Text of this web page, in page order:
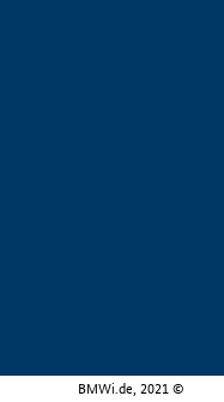
BMWi.de, 2021 ©